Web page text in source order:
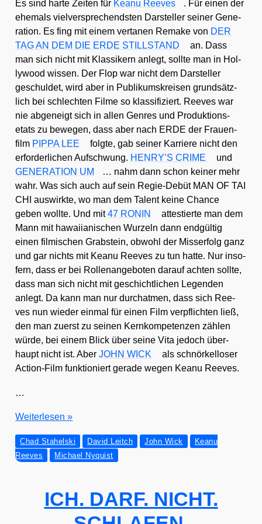
Es sind har­te Zei­ten für Kea­nu Ree­ves
. Für einen der
ehe­mals viel­ver­spre­chends­ten Dar­stel­ler sei­ner Gene­
ra­ti­on. Es fing mit einem ver­ta­nen Remake von DER
TAG AN DEM DIE ERDE STILLSTAND
an. Dass
man sich nicht mit Klas­si­kern anlegt, soll­te man in Hol­
ly­wood wis­sen. Der Flop war nicht dem Dar­stel­ler
geschul­det, wird aber in Publi­kums­krei­sen grund­sätz­
lich bei schlech­ten Fil­me so klas­si­fi­ziert. Ree­ves war
nie abge­neigt sich in allen Gen­res und Pro­duk­ti­ons­
etats zu bewe­gen, dass aber nach ERDE der Frau­en­
film PIPPA LEE
folg­te, gab sei­ner Kar­rie­re nicht den
erfor­der­li­chen Auf­schwung. HENRY’S CRIME
und
GENERATION UM
… nahm dann schon kei­ner mehr
wahr. Was sich auch auf sein Regie-Debüt MAN OF TAI
CHI aus­wirk­te, wo man dem Talent kei­ne Chan­ce
geben woll­te. Und mit47 RONIN
attes­tier­te man dem
Mann mit hawai­ia­ni­schen Wur­zeln dann end­gül­tig
einen fil­mi­schen Grab­stein, obwohl der Miss­erfolg ganz
und gar nichts mit Kea­nu Ree­ves zu tun hat­te. Nur inso­
fern, dass er bei Rol­len­an­ge­bo­ten dar­auf ach­ten soll­te,
dass man sich nicht mit geschicht­li­chen Legen­den
anlegt. Da kann man nur durch­at­men, dass sich Ree­
ves nun wie­der ein­mal für einen Film ver­pflich­ten ließ,
den man zuerst zu sei­nen Kern­kom­pe­ten­zen zäh­len
wür­de, bei einem Blick über sei­ne Vita jedoch über­
haupt nicht ist. AberJOHN WICK
als schnör­kel­lo­ser
Action-Film funk­tio­niert gera­de wegen Kea­nu Ree­ves.
…
JOHN
Wei­ter­le­sen »
Chad Stahelski David Leitch John Wick
Keanu
Reeves
Michael Nyquist
ICH. DARF. NICHT.